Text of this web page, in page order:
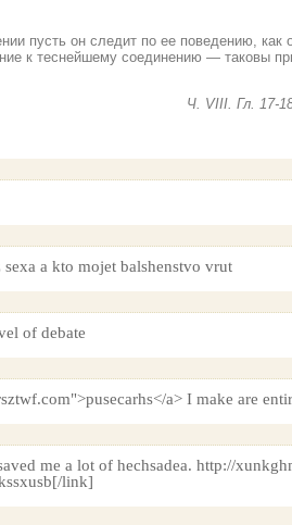
пусть он следит по ее поведению, как
к теснейшему соединению — таковы
Ч. VIII. Гл. 17-
a kto mojet balshenstvo vrut
of debate
a> I make are
me a lot of hechsadea. http://
link]